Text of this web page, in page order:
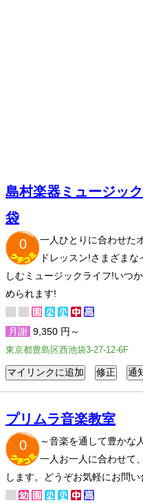
島村楽器ミュージッ
袋
0
一人ひとりに合わせた
ドレッスン!さまざまな
しむミュージックライフ!いつ
められます!
月謝 9,350 円～
東京都豊島区西池袋3-27-12-6F
プリムラ音楽教室
0
～音楽を通して豊かな
一人お一人に合わせて
します。どうぞお気軽にお問